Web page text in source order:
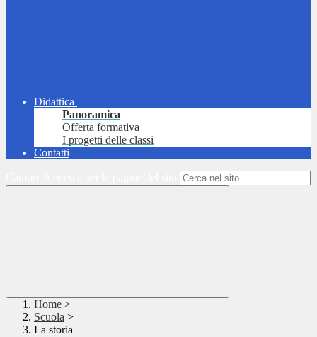
Didattica
Panoramica
Offerta formativa
I progetti delle classi
Contatti
Home >
Scuola >
La storia